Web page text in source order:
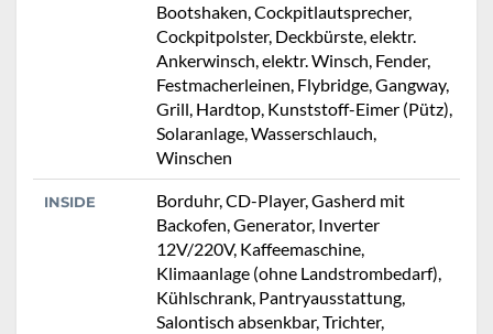
Bootshaken, Cockpitlautsprecher,
Cockpitpolster, Deckbürste, elektr.
Ankerwinsch, elektr. Winsch, Fender,
Festmacherleinen, Flybridge, Gangway,
Grill, Hardtop, Kunststoff-Eimer (Pütz),
Solaranlage, Wasserschlauch,
Winschen
INSIDE
Borduhr, CD-Player, Gasherd mit
Backofen, Generator, Inverter
12V/220V, Kaffeemaschine,
Klimaanlage (ohne Landstrombedarf),
Kühlschrank, Pantryausstattung,
Salontisch absenkbar, Trichter,